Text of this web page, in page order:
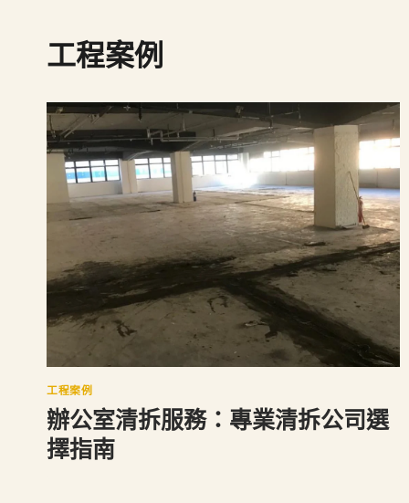
工程案例
工程案例
辦公室清拆服務：專業清拆公司選
擇指南